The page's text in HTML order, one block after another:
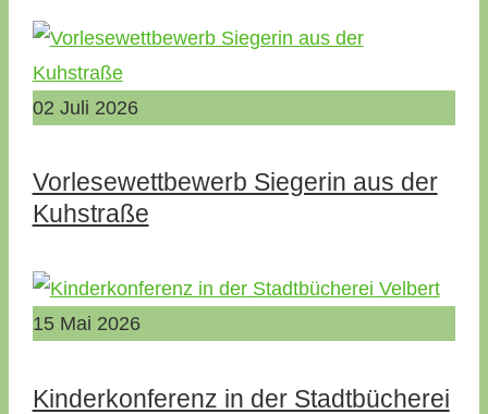
02 Juli 2026
Vorlesewettbewerb Siegerin aus der
Kuhstraße
15 Mai 2026
Kinderkonferenz in der Stadtbücherei